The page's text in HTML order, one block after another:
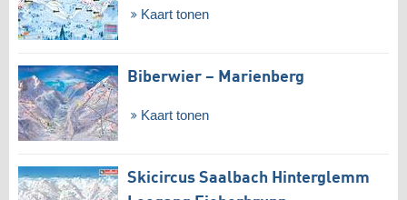
Kaart tonen
Biberwier – Marienberg
Kaart tonen
Skicircus Saalbach Hinterglemm